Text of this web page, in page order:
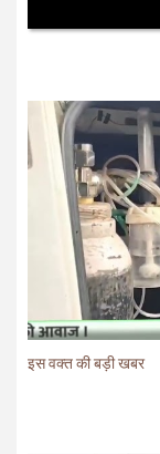
इस वक्त की बड़ी खबर